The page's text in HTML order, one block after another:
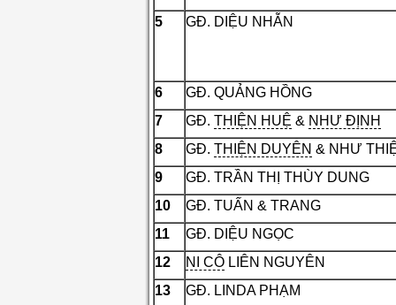
5 GĐ. DIỆU NHẪN
6
GĐ. QUẢNG HỒNG
7
GĐ. THIỆN HUỆ & NHƯ ĐỊNH
8
GĐ. THIỆN DUYÊN & NHƯ
9
GĐ. TRẦN THỊ THÙY DUNG
10
GĐ. TUẤN & TRANG
11
GĐ. DIỆU NGỌC
12
NI CÔ LIÊN NGUYÊN
13
GĐ. LINDA PHẠM